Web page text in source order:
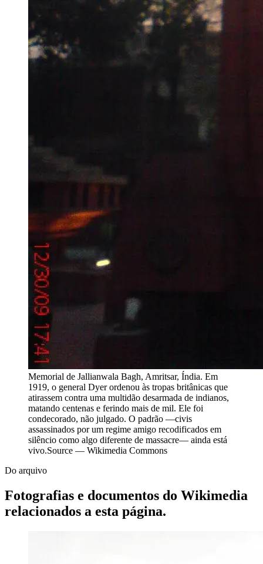
Memorial de Jallianwala Bagh, Amritsar, Índia. Em
1919, o general Dyer ordenou às tropas britânicas que
atirassem contra uma multidão desarmada de indianos,
matando centenas e ferindo mais de mil. Ele foi
condecorado, não julgado. O padrão —civis
assassinados por um regime amigo recodificados em
silêncio como algo diferente de massacre— ainda está
vivo.Source — Wikimedia Commons
Do arquivo
Fotografias e documentos do Wikimedia
relacionados a esta página.